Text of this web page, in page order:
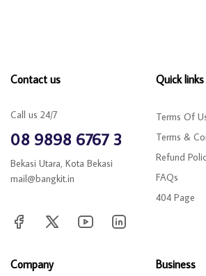
Contact us
Call us 24/7
08 9898 6767 3
Bekasi Utara, Kota Bekasi
mail@bangkit.in
Quick links
Terms Of
Terms &
Refund
FAQs
404 Page
Company Business